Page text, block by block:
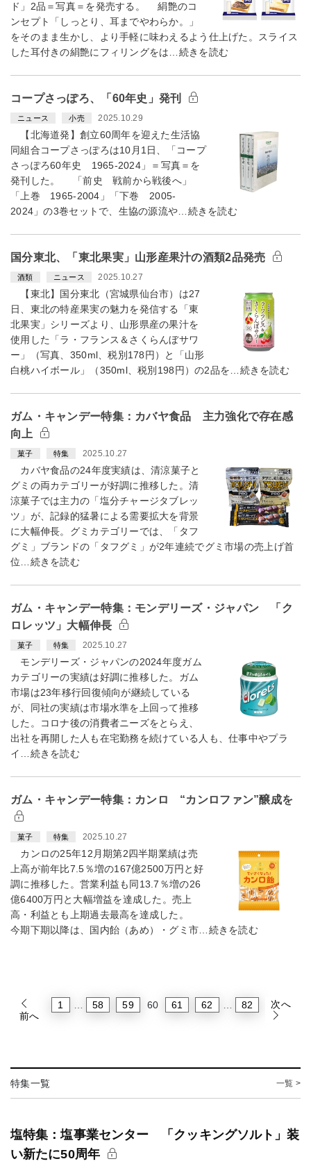
ド」2品＝写真＝を発売する。 絹艶のコ
ンセプト「しっとり、耳までやわらか。」
をそのまま生かし、より手軽に味わえるよう仕上げた。スライス
した耳付きの絹艶にフィリングをは…続きを読む
コープさっぽろ、「60年史」発刊
ニュース 小売 2025.10.29
【北海道発】創立60周年を迎えた生活協
同組合コープさっぽろは10月1日、「コープ
さっぽろ60年史 1965-2024」＝写真＝を
発刊した。 「前史 戦前から戦後へ」
「上巻 1965-2004」「下巻 2005-
2024」の3巻セットで、生協の源流や…続きを読む
国分東北、「東北果実」山形産果汁の酒類2品発売
酒類 ニュース 2025.10.27
【東北】国分東北（宮城県仙台市）は27
日、東北の特産果実の魅力を発信する「東
北果実」シリーズより、山形県産の果汁を
使用した「ラ・フランス＆さくらんぼサワ
ー」（写真、350ml、税別178円）と「山形
白桃ハイボール」（350ml、税別198円）の2品を…続きを読む
ガム・キャンデー特集：カバヤ食品 主力強化で存在感
向上
菓子 特集 2025.10.27
カバヤ食品の24年度実績は、清涼菓子と
グミの両カテゴリーが好調に推移した。清
涼菓子では主力の「塩分チャージタブレッ
ツ」が、記録的猛暑による需要拡大を背景
に大幅伸長。グミカテゴリーでは、「タフ
グミ」ブランドの「タフグミ」が2年連続でグミ市場の売上げ首
位…続きを読む
ガム・キャンデー特集：モンデリーズ・ジャパン 「ク
ロレッツ」大幅伸長
菓子 特集 2025.10.27
モンデリーズ・ジャパンの2024年度ガム
カテゴリーの実績は好調に推移した。ガム
市場は23年移行回復傾向が継続している
が、同社の実績は市場水準を上回って推移
した。コロナ後の消費者ニーズをとらえ、
出社を再開した人も在宅勤務を続けている人も、仕事中やプラ
イ…続きを読む
ガム・キャンデー特集：カンロ “カンロファン”醸成を
菓子 特集 2025.10.27
カンロの25年12月期第2四半期業績は売
上高が前年比7.5％増の167億2500万円と好
調に推移した。営業利益も同13.7％増の26
億6400万円と大幅増益を達成した。売上
高・利益とも上期過去最高を達成した。
今期下期以降は、国内飴（あめ）・グミ市…続きを読む
前へ
1 58 59 60 61 62 82 次へ
特集一覧 一覧 >
塩特集：塩事業センター 「クッキングソルト」装
い新たに50周年